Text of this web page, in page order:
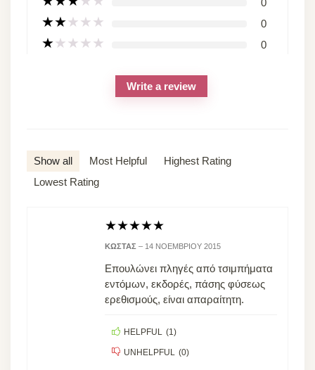
0
★★★★★ 0
★★★★★ 0
Write a review
Show all Most Helpful
Highest Rating
Lowest Rating
★★★★★
ΚΏΣΤΑΣ – 14 ΝΟΕΜΒΡΊΟΥ 2015
Επουλώνει πληγές από τσιμπήματα
εντόμων, εκδορές, πάσης φύσεως
ερεθισμούς, είναι απαραίτητη.
HELPFUL (1)
UNHELPFUL (0)